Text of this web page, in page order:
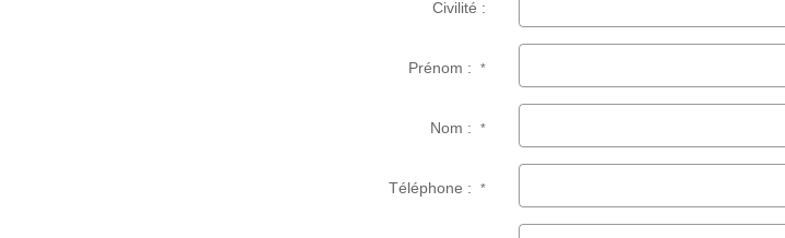
Civilité :
Prénom :*
Nom :*
Téléphone :*